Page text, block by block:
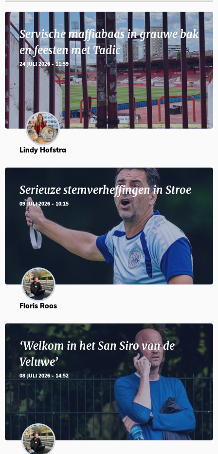
Servische maffiabaas in grauwe bak
en feesten met Tadic
24 JULI 2026 - 11:59
Lindy Hofstra
Serieuze stemverheffingen in Stroe
09 JULI 2026 - 10:15
Floris Roos
‘Welkom in het San Siro van de
Veluwe’
08 JULI 2026 - 14:52